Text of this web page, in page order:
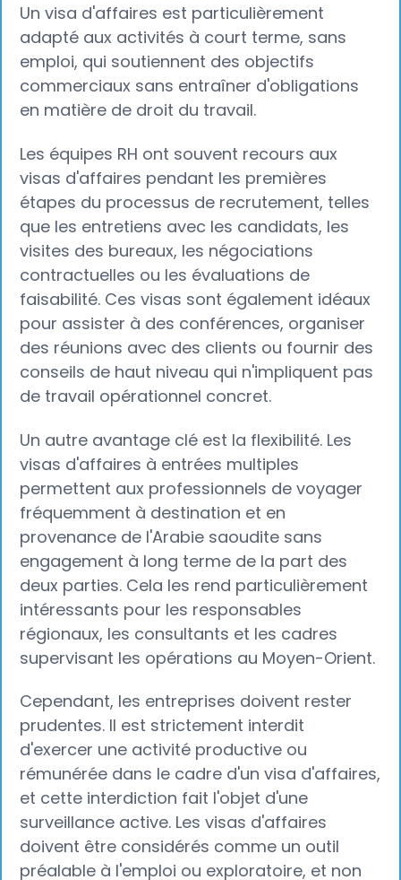
Un visa d'affaires est particulièrement
adapté aux activités à court terme, sans
emploi, qui soutiennent des objectifs
commerciaux sans entraîner d'obligations
en matière de droit du travail.
Les équipes RH ont souvent recours aux
visas d'affaires pendant les premières
étapes du processus de recrutement, telles
que les entretiens avec les candidats, les
visites des bureaux, les négociations
contractuelles ou les évaluations de
faisabilité. Ces visas sont également idéaux
pour assister à des conférences, organiser
des réunions avec des clients ou fournir des
conseils de haut niveau qui n'impliquent pas
de travail opérationnel concret.
Un autre avantage clé est la flexibilité. Les
visas d'affaires à entrées multiples
permettent aux professionnels de voyager
fréquemment à destination et en
provenance de l'Arabie saoudite sans
engagement à long terme de la part des
deux parties. Cela les rend particulièrement
intéressants pour les responsables
régionaux, les consultants et les cadres
supervisant les opérations au Moyen-Orient.
Cependant, les entreprises doivent rester
prudentes. Il est strictement interdit
d'exercer une activité productive ou
rémunérée dans le cadre d'un visa d'affaires,
et cette interdiction fait l'objet d'une
surveillance active. Les visas d'affaires
doivent être considérés comme un outil
préalable à l'emploi ou exploratoire, et non